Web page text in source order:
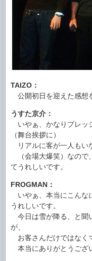
TAIZO：
公開初日を迎えた感想
うすた京介：
いやぁ、かなりプレッ
（舞台挨拶に）
リアルに客が一人もい
（会場大爆笑）なので
てうれしいです。
FROGMAN：
いやぁ、本当にこんな
うれしいです。
今日は雪が降る、と聞
が、
お客さんだけではなく
本当にありがとうござ